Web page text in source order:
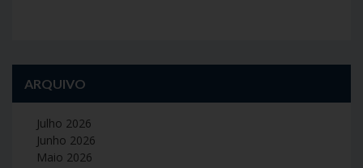
ARQUIVO
Julho 2026
Junho 2026
Maio 2026